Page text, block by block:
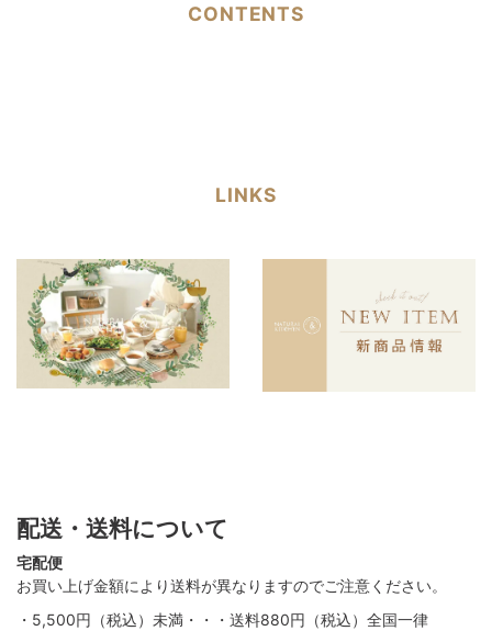
CONTENTS
LINKS
配送・送料について
宅配便
お買い上げ金額により送料が異なりますのでご注意ください。
・5,500円（税込）未満・・・送料880円（税込）全国一律